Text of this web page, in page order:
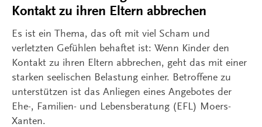
Kontakt zu ihren Eltern abbrechen
Es ist ein Thema, das oft mit viel Scham und
verletzten Gefühlen behaftet ist: Wenn Kinder den
Kontakt zu ihren Eltern abbrechen, geht das mit einer
starken seelischen Belastung einher. Betroffene zu
unterstützen ist das Anliegen eines Angebotes der
Ehe-, Familien- und Lebensberatung (EFL) Moers-
Xanten.